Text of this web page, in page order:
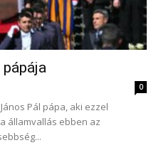
pápája
0
Pál pápa, aki ezzel
államvallás ebben az